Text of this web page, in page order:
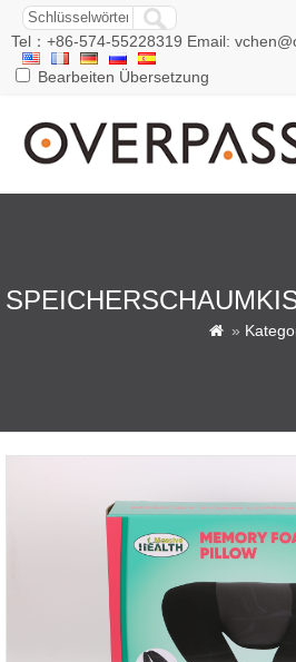
Tel：+86-574-55228319 Email:
Bearbeiten Übersetzung
 »